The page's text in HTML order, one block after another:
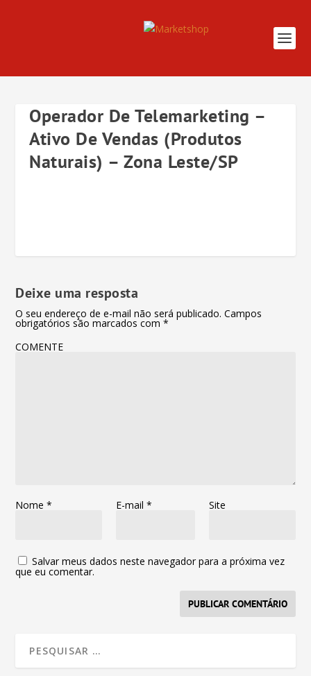
Operador De Telemarketing –
Ativo De Vendas (Produtos
Naturais) – Zona Leste/SP
Deixe uma resposta
O seu endereço de e-mail não será publicado. Campos
obrigatórios são marcados com*
COMENTE
Nome* E-mail * Site
Salvar meus dados neste navegador para a próxima vez
que eu comentar.